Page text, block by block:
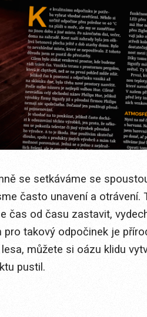
se setkáváme se
často unavení a otrávení.
čas od času zastavit,
takový odpočinek je
můžete si oázu klidu
pustil.